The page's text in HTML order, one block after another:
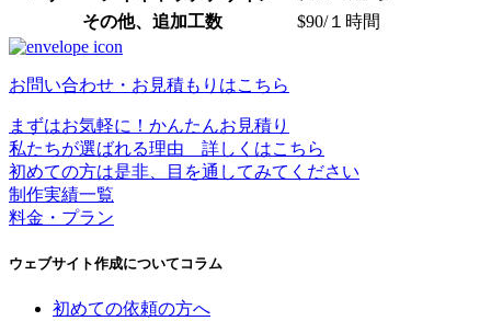
その他、追加工数
$90/１時間
お問い合わせ・お見積もりはこちら
まずはお気軽に！かんたんお見積り
私たちが選ばれる理由 詳しくはこちら
初めての方は是非、目を通してみてください
制作実績一覧
料金・プラン
ウェブサイト作成についてコラム
初めての依頼の方へ